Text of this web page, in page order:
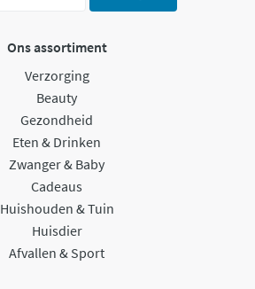
Ons assortiment
Verzorging
Beauty
Gezondheid
Eten & Drinken
Zwanger & Baby
Cadeaus
Huishouden & Tuin
Huisdier
Afvallen & Sport